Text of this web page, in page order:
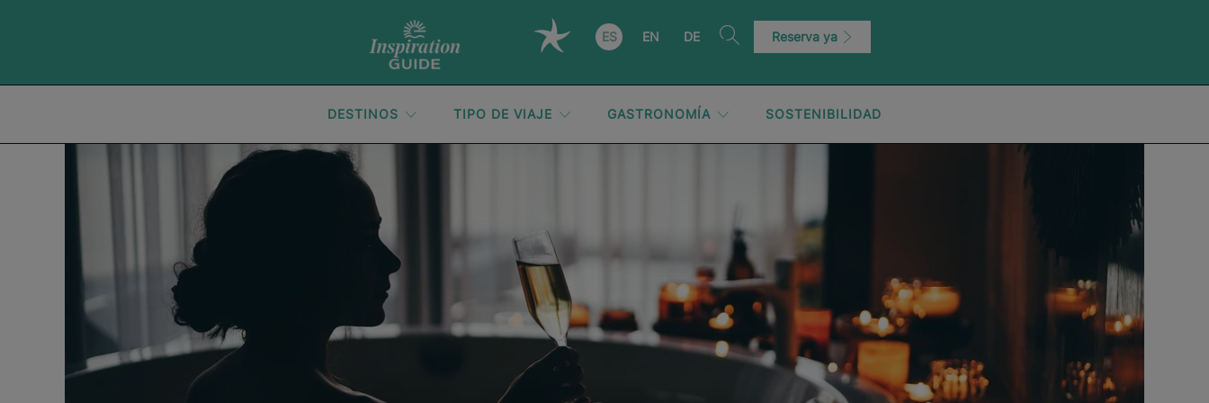
ES EN DE Reserva ya
DESTINOS TIPO DE VIAJE GASTRONOMÍA SOSTENIBILIDAD